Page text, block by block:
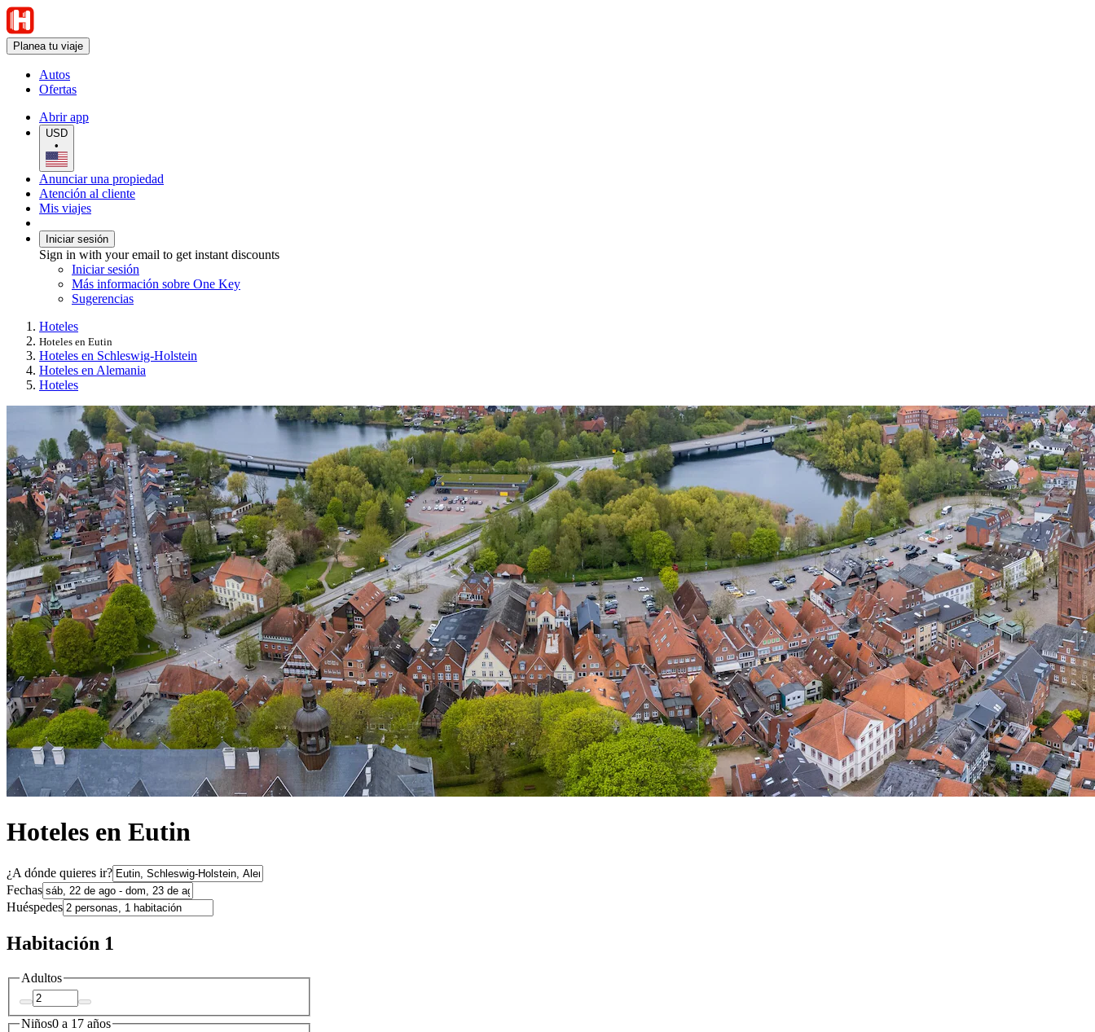
Planea tu viaje
Autos
Ofertas
Abrir app
USD
•
Anunciar una propiedad
Atención al cliente
Mis viajes
Iniciar sesión
Sign in with your email to get instant discounts
Iniciar sesión
Más información sobre One Key
Sugerencias
Hoteles
Hoteles en Eutin
Hoteles en Schleswig-Holstein
Hoteles en Alemania
Hoteles
Hoteles en Eutin
¿A dónde quieres ir?
Fechas
Huéspedes
Habitación 1
Adultos
Niños0 a 17 años